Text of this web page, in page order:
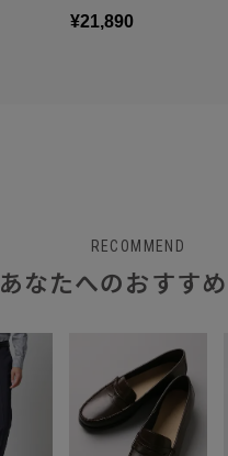
RECOMMEND
あなたへのおすす